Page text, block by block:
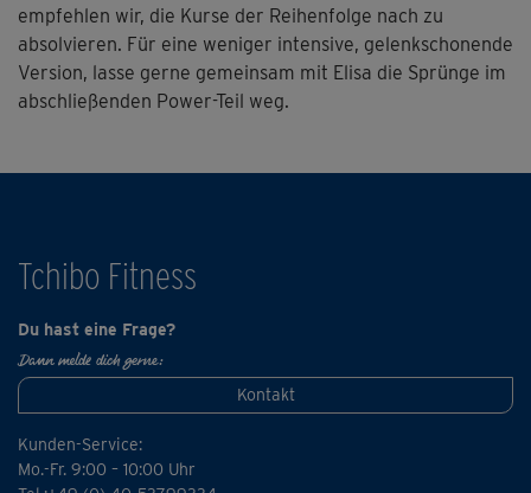
empfehlen wir, die Kurse der Reihenfolge nach zu
absolvieren. Für eine weniger intensive, gelenkschonende
Version, lasse gerne gemeinsam mit Elisa die Sprünge im
abschließenden Power-Teil weg.
Tchibo Fitness
Du hast eine Frage?
Dann melde dich gerne:
Kontakt
Kunden-Service:
Mo.-Fr. 9:00 – 10:00 Uhr